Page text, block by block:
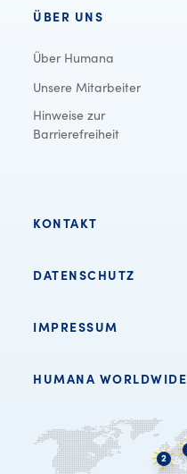
ÜBER UNS
Über Humana
Unsere Mitarbeiter
Hinweise zur
Barrierefreiheit
KONTAKT
DATENSCHUTZ
IMPRESSUM
HUMANA WORLDWIDE